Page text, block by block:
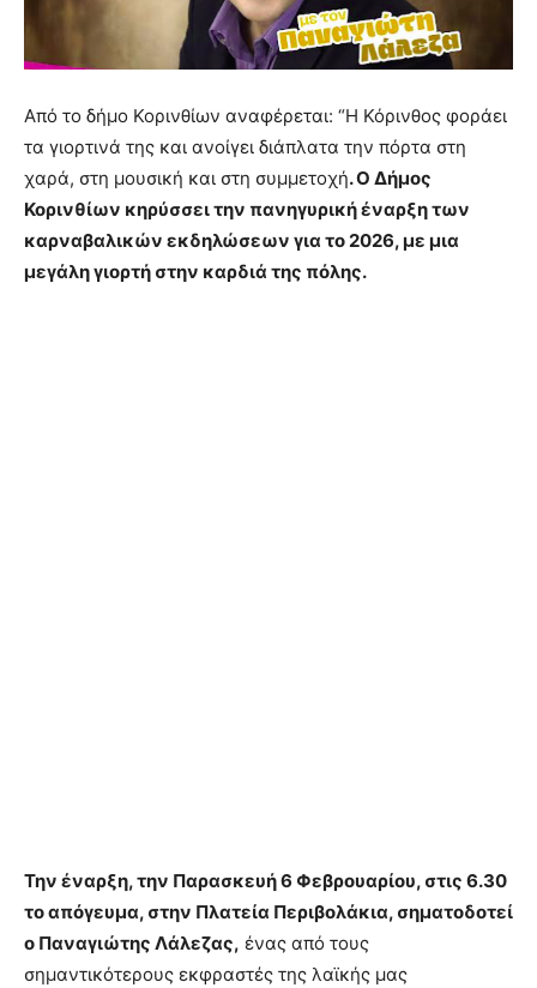
Από το δήμο Κορινθίων αναφέρεται: “Η Κόρινθος φοράει
τα γιορτινά της και ανοίγει διάπλατα την πόρτα στη
χαρά, στη μουσική και στη συμμετοχή. Ο Δήμος
Κορινθίων κηρύσσει την πανηγυρική έναρξη των
καρναβαλικών εκδηλώσεων για το 2026, με μια
μεγάλη γιορτή στην καρδιά της πόλης.
Την έναρξη, την Παρασκευή 6 Φεβρουαρίου, στις 6.30
το απόγευμα, στην Πλατεία Περιβολάκια, σηματοδοτεί
ο Παναγιώτης Λάλεζας, ένας από τους
σημαντικότερους εκφραστές της λαϊκής μας